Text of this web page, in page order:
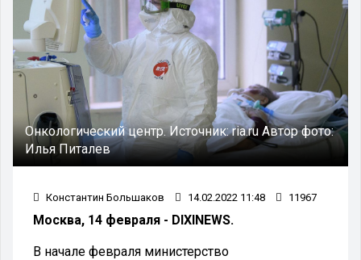
Онкологический центр.Источник:ria.ru Автор фото:
Илья Питалев
Константин Большаков 14.02.2022 11:48 11967
Москва, 14 февраля - DIXINEWS.
В начале февраля министерство